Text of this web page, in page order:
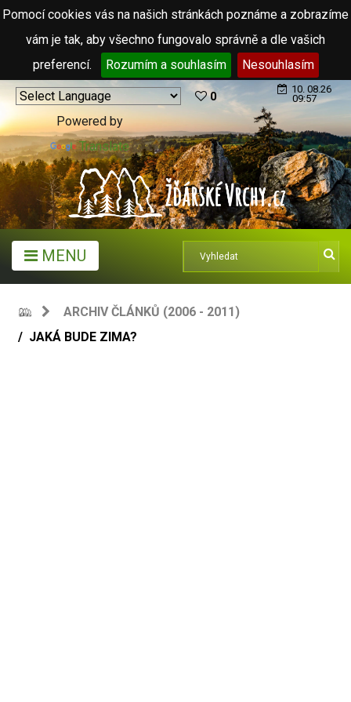
Pomocí cookies vás na našich stránkách poznáme a zobrazíme
vám je tak, aby všechno fungovalo správně a dle vašich
preferencí.
Rozumím a souhlasím Nesouhlasím
Powered by
Translate
0
10. 08.26
09:57
MENU
ARCHIV ČLÁNKŮ (2006 - 2011)
JAKÁ BUDE ZIMA?